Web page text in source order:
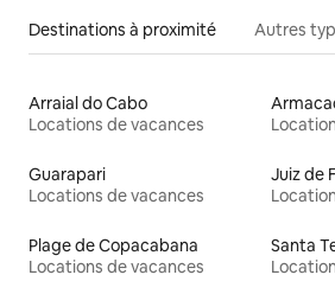
Destinations à proximité Autres
Arraial do Cabo
Locations de vacances
Guarapari
Locations de vacances
Juiz de
Plage de Copacabana
Locations de vacances
Santa